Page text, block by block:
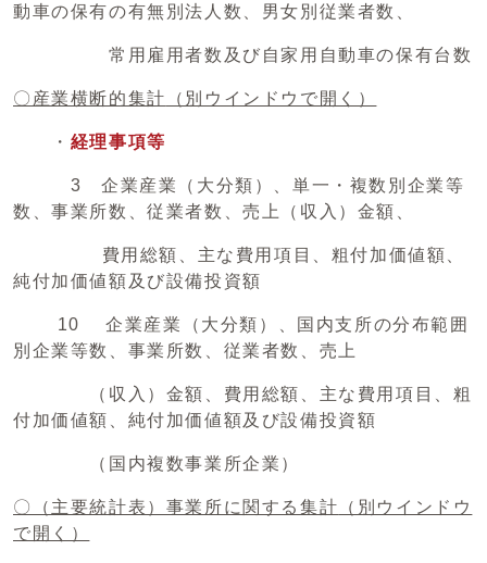
動車の保有の有無別法人数、男女別従業者数、
常用雇用者数及び自家用自動車の保有台数
〇産業横断的集計 （別ウインドウで開く）
・ 経理事項等
3 企業産業（大分類）、単一・複数別企業等
数、事業所数、従業者数、売上（収入）金額、
費用総額、主な費用項目、粗付加価値額、
純付加価値額及び設備投資額
10 企業産業（大分類）、国内支所の分布範囲
別企業等数、事業所数、従業者数、売上
（収入）金額、費用総額、主な費用項目、粗
付加価値額、純付加価値額及び設備投資額
（国内複数事業所企業）
〇（主要統計表）事業所に関する集計 （別ウインドウ
で開く）